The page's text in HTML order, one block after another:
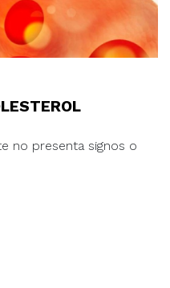
no presenta signos o